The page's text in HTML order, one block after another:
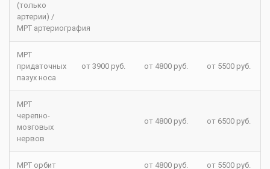
(только
артерии) /
МРТ артериография
МРТ
придаточных
пазух носа
от 3900 руб. от 4800 руб. от 5500 руб.
МРТ
черепно-
мозговых
нервов
от 4800 руб. от 6500 руб.
МРТ орбит от 4800 руб. от 5500 руб.